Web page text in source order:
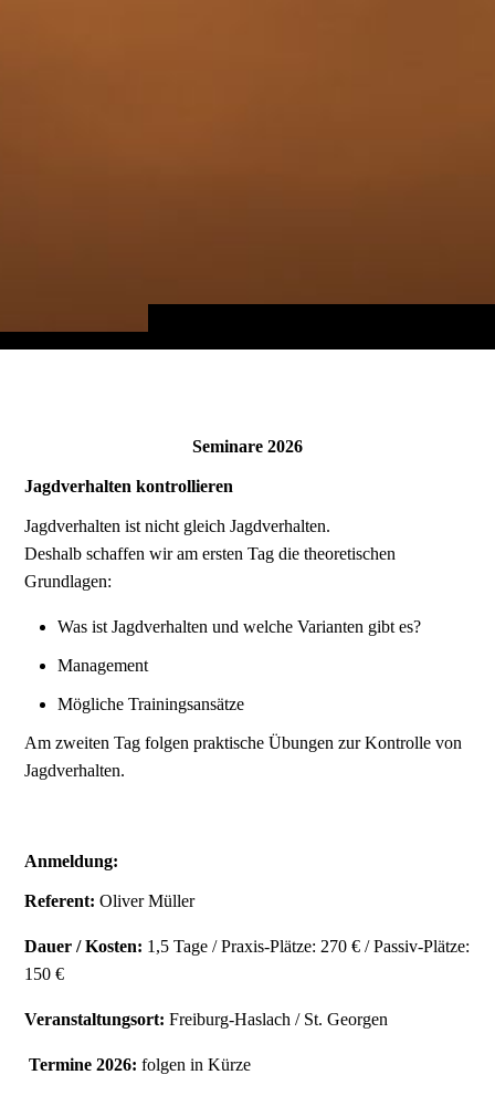
Seminare 2026
Jagdverhalten kontrollieren
Jagdverhalten ist nicht gleich Jagdverhalten.
Deshalb schaffen wir am ersten Tag die theoretischen
Grundlagen:
Was ist Jagdverhalten und welche Varianten gibt es?
Management
Mögliche Trainingsansätze
Am zweiten Tag folgen praktische Übungen zur Kontrolle von
Jagdverhalten.
Anmeldung:
Referent:Oliver Müller
Dauer / Kosten: 1,5 Tage / Praxis-Plätze: 270 € / Passiv-Plätze:
150 €
Veranstaltungsort: Freiburg-Haslach / St. Georgen
Termine 2026:folgen in Kürze